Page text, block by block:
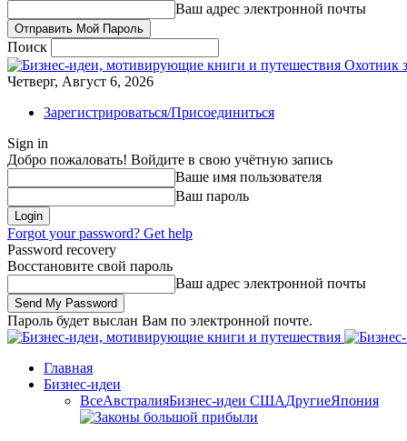
Ваш адрес электронной почты
Поиск
Охотник
Четверг, Август 6, 2026
Зарегистрироваться/Присоединиться
Sign in
Добро пожаловать! Войдите в свою учётную запись
Ваше имя пользователя
Ваш пароль
Forgot your password? Get help
Password recovery
Восстановите свой пароль
Ваш адрес электронной почты
Пароль будет выслан Вам по электронной почте.
Главная
Бизнес-идеи
ВсеАвстралияБизнес-идеи СШАДругиеЯпония